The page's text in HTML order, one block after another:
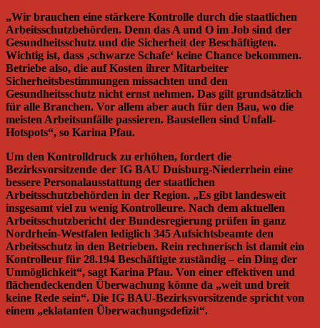
„Wir brauchen eine stärkere Kontrolle durch die staatlichen
Arbeitsschutzbehörden. Denn das A und O im Job sind der
Gesundheitsschutz und die Sicherheit der Beschäftigten.
Wichtig ist, dass ‚schwarze Schafe‘ keine Chance bekommen.
Betriebe also, die auf Kosten ihrer Mitarbeiter
Sicherheitsbestimmungen missachten und den
Gesundheitsschutz nicht ernst nehmen. Das gilt grundsätzlich
für alle Branchen. Vor allem aber auch für den Bau, wo die
meisten Arbeitsunfälle passieren. Baustellen sind Unfall-
Hotspots“, so Karina Pfau.
Um den Kontrolldruck zu erhöhen, fordert die
Bezirksvorsitzende der IG BAU Duisburg-Niederrhein eine
bessere Personalausstattung der staatlichen
Arbeitsschutzbehörden in der Region. „Es gibt landesweit
insgesamt viel zu wenig Kontrolleure. Nach dem aktuellen
Arbeitsschutzbericht der Bundesregierung prüfen in ganz
Nordrhein-Westfalen lediglich 345 Aufsichtsbeamte den
Arbeitsschutz in den Betrieben. Rein rechnerisch ist damit ein
Kontrolleur für 28.194 Beschäftigte zuständig – ein Ding der
Unmöglichkeit“, sagt Karina Pfau. Von einer effektiven und
flächendeckenden Überwachung könne da „weit und breit
keine Rede sein“. Die IG BAU-Bezirksvorsitzende spricht von
einem „eklatanten Überwachungsdefizit“.